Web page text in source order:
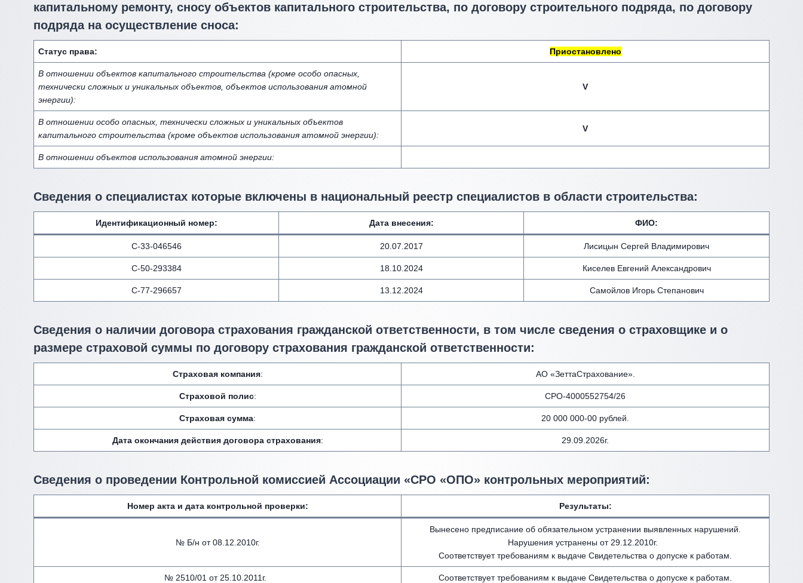
капитальному ремонту, сносу объектов капитального строительства, по договору строительного подряда, по договору
подряда на осуществление сноса:
Статус права: Приостановлено
В отношении объектов капитального строительства (кроме особо опасных,
технически сложных и уникальных объектов, объектов использования атомной
энергии):
V
В отношении особо опасных, технически сложных и уникальных объектов
капитального строительства (кроме объектов использования атомной энергии):
V
В отношении объектов использования атомной энергии:
Сведения о специалистах которые включены в национальный реестр специалистов в области строительства:
Идентификационный номер: Дата внесения: ФИО:
С-33-046546 20.07.2017 Лисицын Сергей Владимирович
С-50-293384 18.10.2024 Киселев Евгений Александрович
С-77-296657 13.12.2024 Самойлов Игорь Степанович
Сведения о наличии договора страхования гражданской ответственности, в том числе сведения о страховщике и о
размере страховой суммы по договору страхования гражданской ответственности:
Страховая компания: АО «ЗеттаСтрахование».
Страховой полис: СРО-4000552754/26
Страховая сумма: 20 000 000-00 рублей.
Дата окончания действия договора страхования: 29.09.2026г.
Сведения о проведении Контрольной комиссией Ассоциации «СРО «ОПО» контрольных мероприятий:
Номер акта и дата контрольной проверки: Результаты:
№ Б/н от 08.12.2010г.
Вынесено предписание об обязательном устранении выявленных нарушений.
Нарушения устранены от 29.12.2010г.
Соответствует требованиям к выдаче Свидетельства о допуске к работам.
№ 2510/01 от 25.10.2011г. Соответствует требованиям к выдаче Свидетельства о допуске к работам.